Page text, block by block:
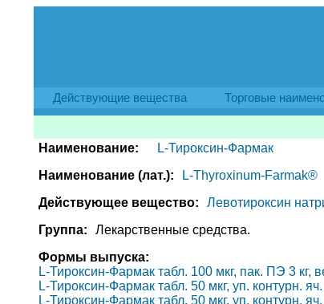
Действующие вещества Торговые
Наименование:
L-Тироксин-Фармак
Наименование (лат.):
L-Thyroxinum-Farmak®
Действующее вещество:
Левотироксин
Группа:
Лекарственные средства.
Формы выпуска:
L-Тироксин-Фармак табл. 100 мкг, пак. ПЭ 3
L-Тироксин-Фармак табл. 50 мкг, уп. контурн.
L-Тироксин-Фармак табл. 50 мкг, уп. контурн.